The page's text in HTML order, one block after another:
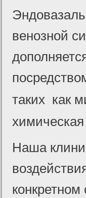
венозной
таких как
Наша
конкретном